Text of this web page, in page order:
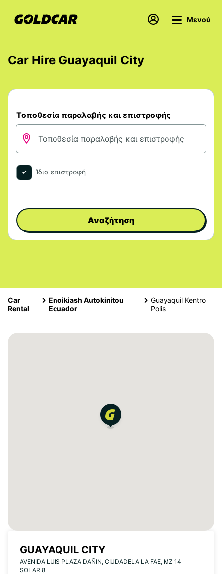
Μενού
Car Hire Guayaquil City
Τοποθεσία παραλαβής και επιστροφής
Ίδια επιστροφή
Αναζήτηση
Car
Rental
Enoikiash Autokinitou
Ecuador
Guayaquil Kentro
Polis
GUAYAQUIL CITY
AVENIDA LUIS PLAZA DAÑIN, CIUDADELA LA FAE, MZ 14
SOLAR 8